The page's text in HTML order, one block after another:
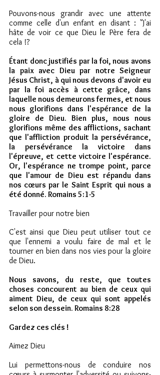
Pouvons-nous grandir avec une attente
comme celle d'un enfant en disant : "J'ai
hâte de voir ce que Dieu le Père fera de
cela !?
Étant donc justifiés par la foi, nous avons
la paix avec Dieu par notre Seigneur
Jésus Christ, à qui nous devons d'avoir eu
par la foi accès à cette grâce, dans
laquelle nous demeurons fermes, et nous
nous glorifions dans l'espérance de la
gloire de Dieu. Bien plus, nous nous
glorifions même des afflictions, sachant
que l'affliction produit la persévérance,
la persévérance la victoire dans
l'épreuve, et cette victoire l'espérance.
Or, l'espérance ne trompe point, parce
que l'amour de Dieu est répandu dans
nos cœurs par le Saint Esprit qui nous a
été donné. Romains 5:1-5
Travailler pour notre bien
C'est ainsi que Dieu peut utiliser tout ce
que l'ennemi a voulu faire de mal et le
tourner en bien dans nos vies pour la gloire
de Dieu.
Nous savons, du reste, que toutes
choses concourent au bien de ceux qui
aiment Dieu, de ceux qui sont appelés
selon son dessein. Romains 8:28
Gardez ces clés !
Aimez Dieu
Lui permettons-nous de conduire nos